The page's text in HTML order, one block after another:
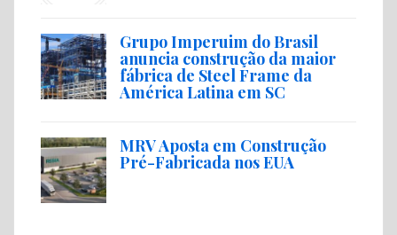
Grupo Imperuim do Brasil
anuncia construção da maior
fábrica de Steel Frame da
América Latina em SC
MRV Aposta em Construção
Pré-Fabricada nos EUA